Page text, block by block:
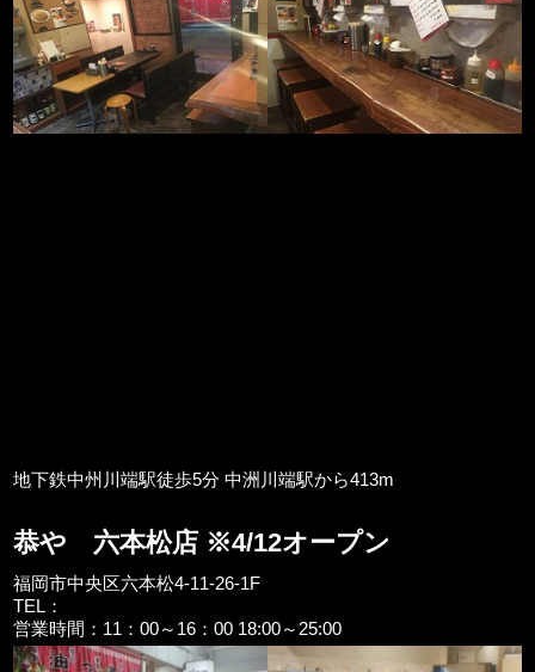
地下鉄中州川端駅徒歩5分 中洲川端駅から413m
恭や 六本松店 ※4/12オープン
福岡市中央区六本松4-11-26-1F
TEL：
営業時間：11：00～16：00 18:00～25:00